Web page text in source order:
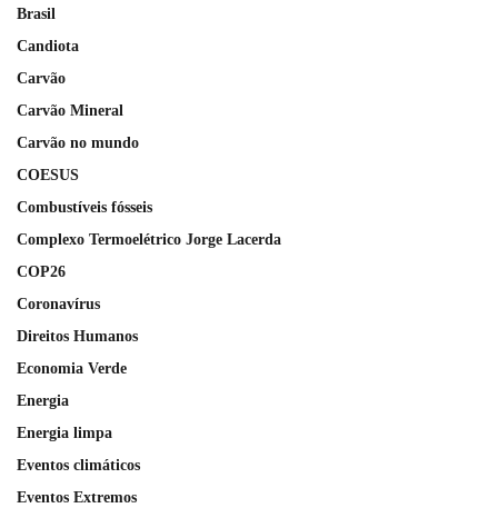
Brasil
Candiota
Carvão
Carvão Mineral
Carvão no mundo
COESUS
Combustíveis fósseis
Complexo Termoelétrico Jorge Lacerda
COP26
Coronavírus
Direitos Humanos
Economia Verde
Energia
Energia limpa
Eventos climáticos
Eventos Extremos